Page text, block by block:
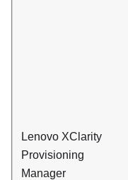
Lenovo XClarity
Provisioning
Manager